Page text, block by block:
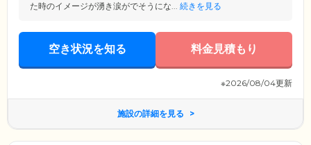
た時のイメージが湧き涙がでそうにな... 続きを見る
空き状況を知る 料金見積もり
※2026/08/04更新
施設の詳細を見る